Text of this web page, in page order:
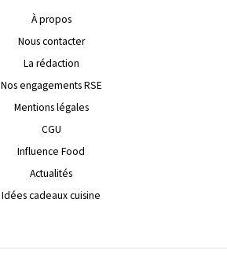
À propos
Nous contacter
La rédaction
Nos engagements RSE
Mentions légales
CGU
Influence Food
Actualités
Idées cadeaux cuisine